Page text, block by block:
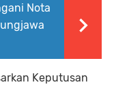
Nota
Keputusan